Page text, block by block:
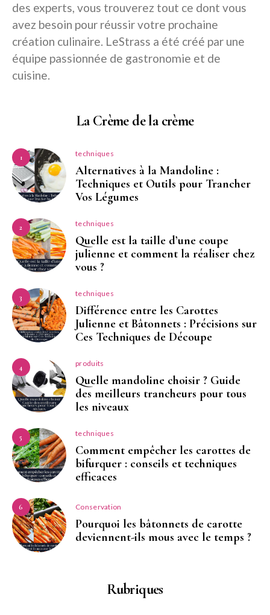
des experts, vous trouverez tout ce dont vous
avez besoin pour réussir votre prochaine
création culinaire. LeStrass a été créé par une
équipe passionnée de gastronomie et de
cuisine.
La Crème de la crème
1 techniques
Alternatives à la Mandoline :
Techniques et Outils pour Trancher
Vos Légumes
2 techniques
Quelle est la taille d’une coupe
julienne et comment la réaliser chez
vous ?
3 techniques
Différence entre les Carottes
Julienne et Bâtonnets : Précisions sur
Ces Techniques de Découpe
4 produits
Quelle mandoline choisir ? Guide
des meilleurs trancheurs pour tous
les niveaux
5 techniques
Comment empêcher les carottes de
bifurquer : conseils et techniques
efficaces
6 Conservation
Pourquoi les bâtonnets de carotte
deviennent-ils mous avec le temps ?
Rubriques